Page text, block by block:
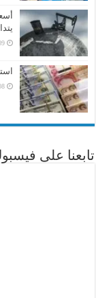
تابعنا على